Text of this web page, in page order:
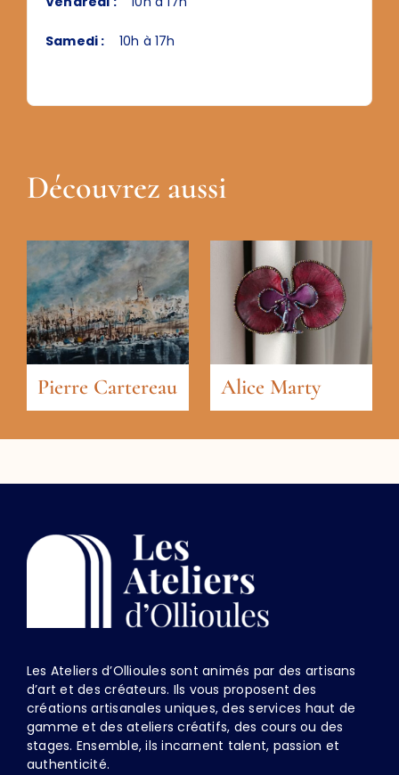
Samedi : 10h à 17h
Découvrez aussi
Pierre Cartereau Alice Marty
Les Ateliers d’Ollioules sont animés par des artisans
d’art et des créateurs. Ils vous proposent des
créations artisanales uniques, des services haut de
gamme et des ateliers créatifs, des cours ou des
stages. Ensemble, ils incarnent talent, passion et
authenticité.